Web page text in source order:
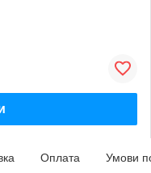
Оплата Умови